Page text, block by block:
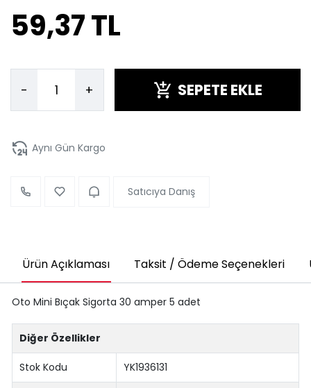
59,37 TL
- + SEPETE EKLE
Aynı Gün Kargo
Satıcıya Danış
Ürün Açıklaması Taksit / Ödeme Seçenekleri
Oto Mini Bıçak Sigorta 30 amper 5 adet
Diğer Özellikler
Stok Kodu YK1936131